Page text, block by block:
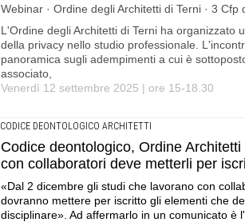
Webinar · Ordine degli Architetti di Terni · 3 Cfp
L'Ordine degli Architetti di Terni ha organizzato
della privacy nello studio professionale.
panoramica sugli adempimenti a cui è
associato,
Venerdì 12 settembre 2025 | ore 15-18.30
CODICE DEONTOLOGICO ARCHITETTI
Codice deontologico, Ordine
con collaboratori deve metterli per
«Dal 2 dicembre gli studi che lavorano con
dovranno mettere per iscritto gli elementi che
disciplinare». Ad affermarlo in un comunicato